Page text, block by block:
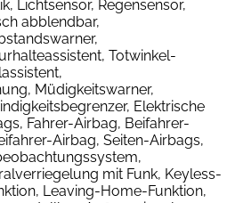
Lichtsensor, Regensensor,
abblendbar,
Totwinkel-
Müdigkeitswarner,
Elektrische
Fahrer-Airbag, Beifahrer-
Airbag, Seiten-Airbags,
mit Funk, Keyless-
Leaving-Home-Funktion,